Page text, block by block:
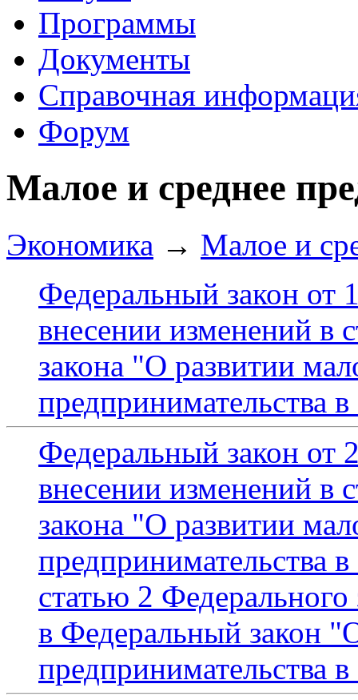
Программы
Документы
Справочная
Форум
Малое и среднее
Экономика → Малое и
Федеральный закон
внесении изменений в
закона "О развитии
предпринимательства
Федеральный закон
внесении изменений в
закона "О развитии
предпринимательства
статью 2
в Федеральный закон
предпринимательства